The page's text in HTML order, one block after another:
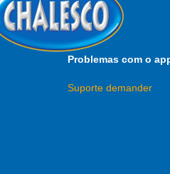
Problemas com o
Suporte demander